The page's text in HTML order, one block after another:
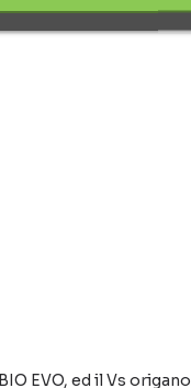
EVO, ed il Vs origano